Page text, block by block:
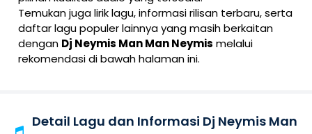
Temukan juga lirik lagu, informasi rilisan terbaru, serta
daftar lagu populer lainnya yang masih berkaitan
dengan Dj Neymis Man Man Neymis melalui
rekomendasi di bawah halaman ini.
Detail Lagu dan Informasi Dj Neymis Man